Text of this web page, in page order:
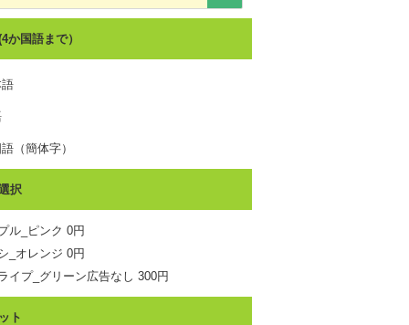
か国語まで）
語
（簡体字）
語（繁体字）
択
ル_ピンク 0円
_オレンジ 0円
イプ_グリーン広告なし 300円
ト